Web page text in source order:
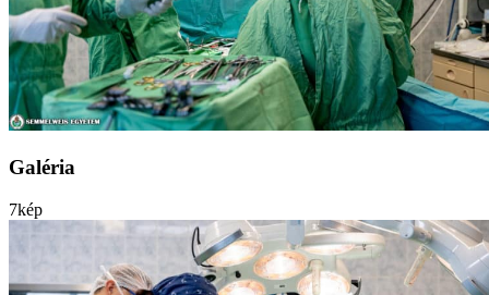
Galéria
7kép